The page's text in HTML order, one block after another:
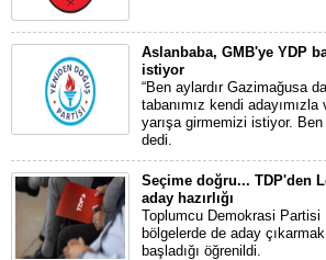
Aslanbaba, GMB'ye YDP
istiyor
“Ben aylardır Gazimağusa
tabanımız kendi
yarışa girmemizi istiyor.
dedi.
Seçime doğru... TDP'den
aday hazırlığı
Toplumcu Demokrasi Partisi
bölgelerde de aday
başladığı öğrenildi.